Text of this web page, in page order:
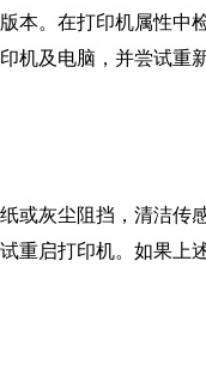
本。在打印机属性中
机及电脑，并尝试重
或灰尘阻挡，清洁传
重启打印机。如果上